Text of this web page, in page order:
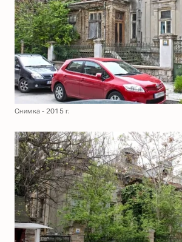
Снимка - 2015 г.